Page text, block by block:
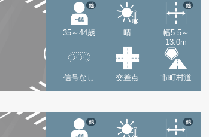
35～44歳
他
晴
幅5.5～
13.0m
他
信号なし 交差点 市町村道
他 他